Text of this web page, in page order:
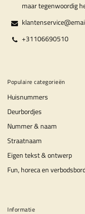
maar tegenwoordig
+31106690510
Populaire categorieën
Huisnummers
Deurbordjes
Nummer & naam
Straatnaam
Eigen tekst & ontwerp
Fun, horeca en
Informatie